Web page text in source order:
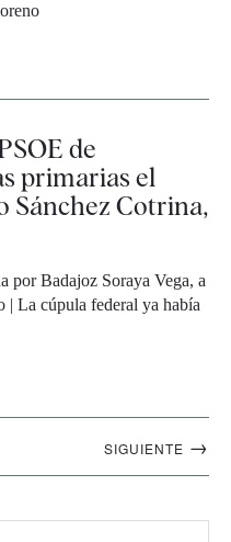
de
primarias el
Sánchez Cotrina,
por Badajoz Soraya Vega, a
| La cúpula federal ya había
SIGUIENTE →